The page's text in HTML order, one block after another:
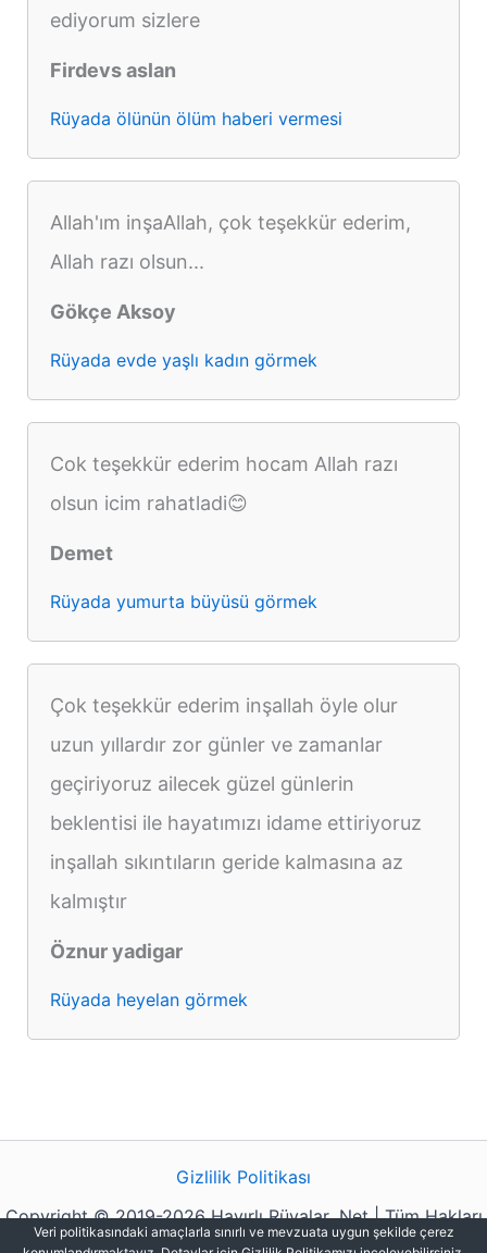
ediyorum sizlere
Firdevs aslan
Rüyada ölünün ölüm haberi vermesi
Allah'ım inşaAllah, çok teşekkür ederim,
Allah razı olsun...
Gökçe Aksoy
Rüyada evde yaşlı kadın görmek
Cok teşekkür ederim hocam Allah razı
olsun icim rahatladi😊
Demet
Rüyada yumurta büyüsü görmek
Çok teşekkür ederim inşallah öyle olur
uzun yıllardır zor günler ve zamanlar
geçiriyoruz ailecek güzel günlerin
beklentisi ile hayatımızı idame ettiriyoruz
inşallah sıkıntıların geride kalmasına az
kalmıştır
Öznur yadigar
Rüyada heyelan görmek
Gizlilik Politikası
Copyright © 2019-2026 Hayırlı Rüyalar .Net | Tüm Hakları
Saklıdır.
Veri politikasındaki amaçlarla sınırlı ve mevzuata uygun şekilde çerez